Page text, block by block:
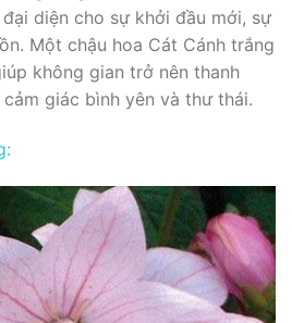
diện cho sự khởi đầu mới, sự
Một chậu hoa Cát Cánh trắng
không gian trở nên thanh
giác bình yên và thư thái.